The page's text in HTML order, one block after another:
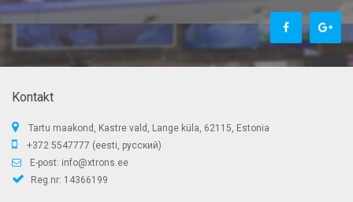
Kontakt
Tartu maakond, Kastre vald, Lange küla, 62115, Estonia
+372 5547777 (eesti, русский)
E-post: info@xtrons.ee
Reg.nr: 14366199